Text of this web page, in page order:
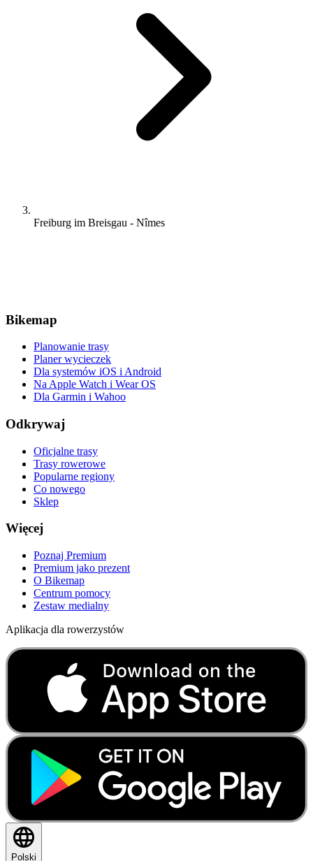
Freiburg im Breisgau - Nîmes
Bikemap
Planowanie trasy
Planer wycieczek
Dla systemów iOS i Android
Na Apple Watch i Wear OS
Dla Garmin i Wahoo
Odkrywaj
Oficjalne trasy
Trasy rowerowe
Popularne regiony
Co nowego
Sklep
Więcej
Poznaj Premium
Premium jako prezent
O Bikemap
Centrum pomocy
Zestaw medialny
Aplikacja dla rowerzystów
Polski